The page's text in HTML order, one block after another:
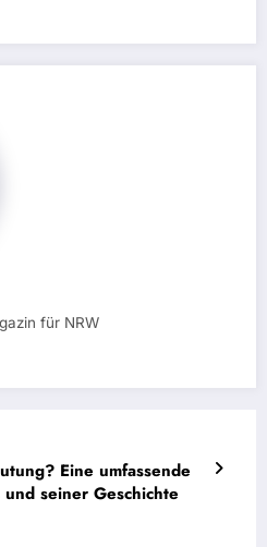
für NRW
Eine umfassende
seiner Geschichte